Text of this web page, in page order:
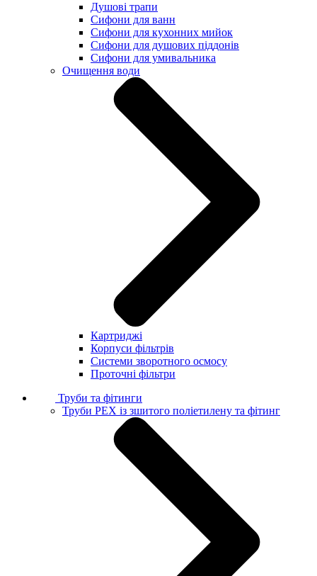
Душові трапи
Сифони для ванн
Сифони для кухонних мийок
Сифони для душових піддонів
Сифони для умивальника
Очищення води
Картриджі
Корпуси фільтрів
Системи зворотного осмосу
Проточні фільтри
Труби та фітинги
Труби PEX із зшитого поліетилену та фітинг